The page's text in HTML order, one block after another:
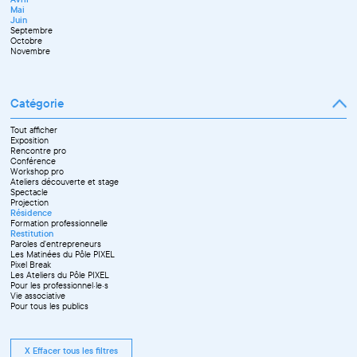
Décembre
Septembre
Octobre
Novembre
Décembre
Mai
Juin
Septembre
Octobre
Novembre
Catégorie
Tout afficher
Exposition
Rencontre pro
Conférence
Workshop pro
Ateliers découverte et stage
Spectacle
Projection
Résidence
Formation professionnelle
Restitution
Paroles d'entrepreneurs
Les Matinées du Pôle PIXEL
Pixel Break
Les Ateliers du Pôle PIXEL
Pour les professionnel·le·s
Vie associative
Pour tous les publics
X Effacer tous les filtres